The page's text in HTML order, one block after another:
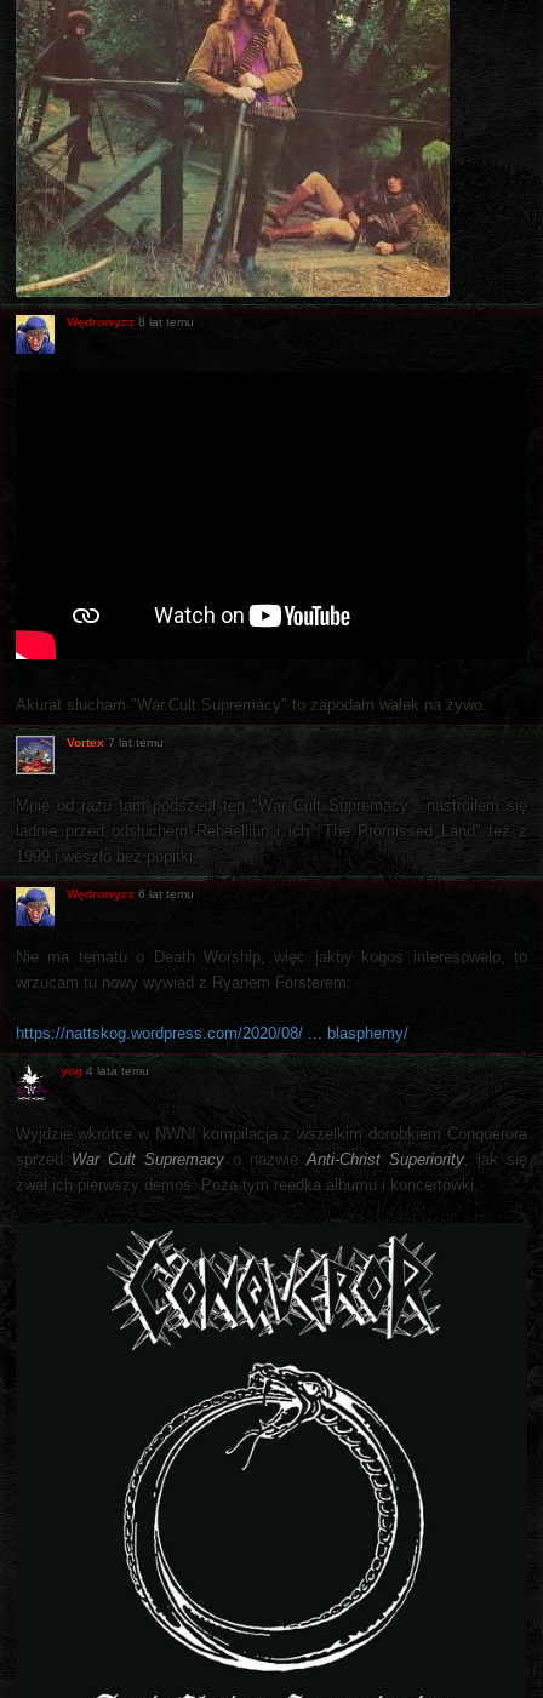
Wędrowycz 8 lat temu
Akurat słucham "War.Cult.Supremacy" to zapodam wałek na żywo.
Vortex 7 lat temu
Mnie od razu tam podszedł ten "War Cult Supremacy", nastroiłem się
ładnie przed odsłuchem Rebaelliun i ich "The Promissed Land" też z
1999 i weszło bez popitki.
Wędrowycz 6 lat temu
Nie ma tematu o Death Worship, więc jakby kogoś interesowało, to
wrzucam tu nowy wywiad z Ryanem Försterem:
https://nattskog.wordpress.com/2020/08/ ... blasphemy/
yog 4 lata temu
Wyjdzie wkrótce w NWN! kompilacja z wszelkim dorobkiem Conquerora
sprzed War Cult Supremacy o nazwie Anti-Christ Superiority , jak się
zwał ich pierwszy demos. Poza tym reedka albumu i koncertówki.